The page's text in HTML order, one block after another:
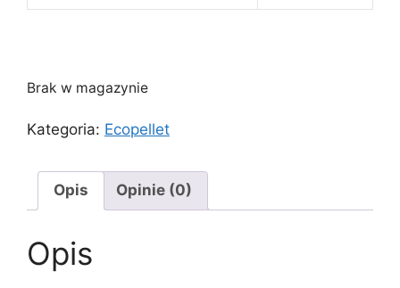
Brak w magazynie
Kategoria: Ecopellet
Opis Opinie (0)
Opis